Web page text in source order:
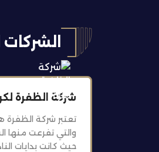
شركة الظفرة
تعتبر شركة الظفرة
والتي تفرعت منها
حيث كانت بدايات